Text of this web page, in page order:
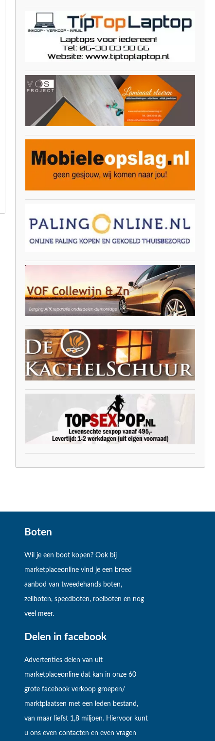
Boten
Wil je een boot kopen? Ook bij
marketplaceonline vind je een breed
aanbod van tweedehands boten,
zeilboten, speedboten, roeiboten en nog
veel meer.
Delen in facebook
Advertenties delen van uit
marketplaceonline dat kan in onze 60
grote facebook verkoop groepen/
marktplaatsen met een leden bestand,
van maar liefst 1,8 miljoen. Hiervoor kunt
u ons even contacten en even vragen